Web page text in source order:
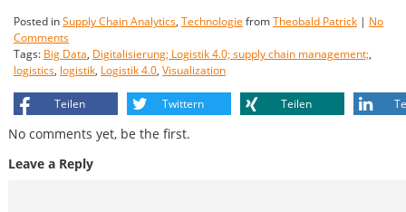
Posted inSupply Chain Analytics, Technologie fromTheobald Patrick | No
Comments
Tags: Big Data, Digitalisierung; Logistik 4.0; supply chain management;,
logistics, logistik, Logistik 4.0, Visualization
Teilen Twittern Teilen
No comments yet, be the first.
Leave a Reply